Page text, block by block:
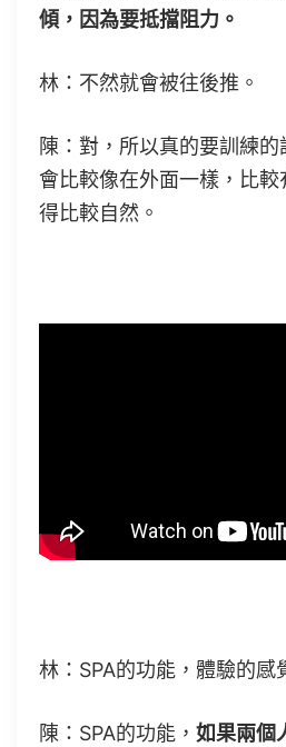
傾，因為要抵擋阻力。
林：不然就會被往後推。
陳：對，所以真的要訓練的
會比較像在外面一樣，比
得比較自然。
林：SPA的功能，體驗的感
陳：SPA的功能， 如果兩個